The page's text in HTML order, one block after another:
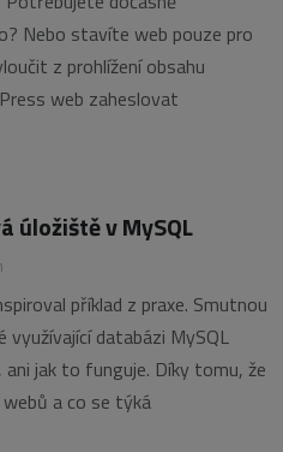
Nebo stavíte web pouze pro
z prohlížení obsahu
web zaheslovat
v MySQL
příklad z praxe. Smutnou
využívající databázi MySQL
jak to funguje. Díky tomu, že
webů a co se týká